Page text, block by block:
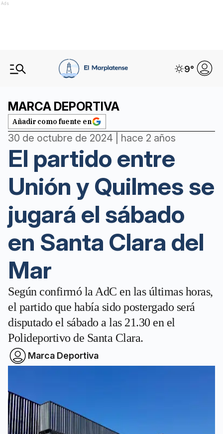
Ads
9°
MARCA DEPORTIVA
Añadir como fuente en
30 de octubre de 2024 | hace 2 años
El partido entre
Unión y Quilmes se
jugará el sábado
en Santa Clara del
Mar
Según confirmó la AdC en las últimas horas,
el partido que había sido postergado será
disputado el sábado a las 21.30 en el
Polideportivo de Santa Clara.
Marca Deportiva